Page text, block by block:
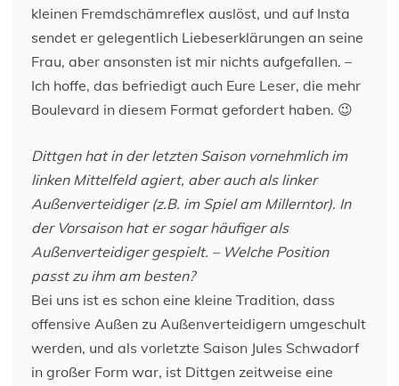
kleinen Fremdschämreflex auslöst, und auf Insta
sendet er gelegentlich Liebeserklärungen an seine
Frau, aber ansonsten ist mir nichts aufgefallen. –
Ich hoffe, das befriedigt auch Eure Leser, die mehr
Boulevard in diesem Format gefordert haben. 😉
Dittgen hat in der letzten Saison vornehmlich im
linken Mittelfeld agiert, aber auch als linker
Außenverteidiger (z.B. im Spiel am Millerntor). In
der Vorsaison hat er sogar häufiger als
Außenverteidiger gespielt. – Welche Position
passt zu ihm am besten?
Bei uns ist es schon eine kleine Tradition, dass
offensive Außen zu Außenverteidigern umgeschult
werden, und als vorletzte Saison Jules Schwadorf
in großer Form war, ist Dittgen zeitweise eine